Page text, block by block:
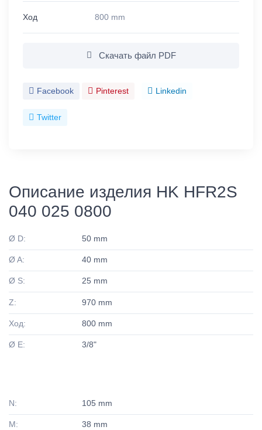
Ход 800 mm
Скачать файл PDF
Facebook Pinterest Linkedin
Twitter
Описание изделия HK HFR2S
040 025 0800
Ø D: 50 mm
Ø A: 40 mm
Ø S: 25 mm
Z: 970 mm
Ход: 800 mm
Ø E: 3/8"
N: 105 mm
M: 38 mm